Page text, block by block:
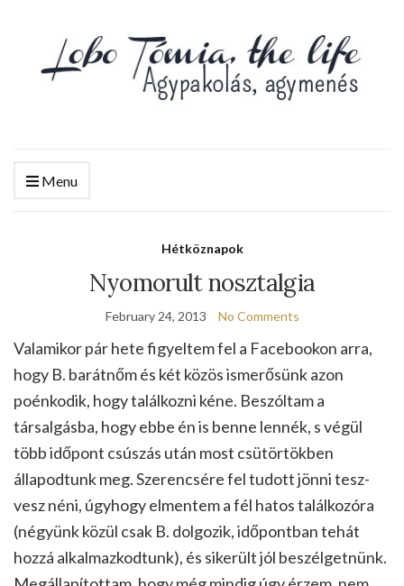
Menu
Hétköznapok
Nyomorult nosztalgia
February 24, 2013 No Comments
Valamikor pár hete figyeltem fel a Facebookon arra,
hogy B. barátnőm és két közös ismerősünk azon
poénkodik, hogy találkozni kéne. Beszóltam a
társalgásba, hogy ebbe én is benne lennék, s végül
több időpont csúszás után most csütörtökben
állapodtunk meg. Szerencsére fel tudott jönni tesz-
vesz néni, úgyhogy elmentem a fél hatos találkozóra
(négyünk közül csak B. dolgozik, időpontban tehát
hozzá alkalmazkodtunk), és sikerült jól beszélgetnünk.